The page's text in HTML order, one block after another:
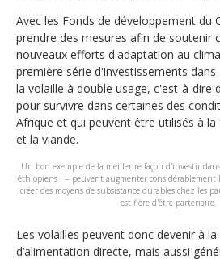
Avec les Fonds de développement du
prendre des mesures afin de soutenir
nouveaux efforts d'adaptation au
première série d'investissements dans
la volaille à double usage, c'est-à-dire
pour survivre dans certaines des
Afrique et qui peuvent être utilisés à
et la viande.
Un bon exemple de la meilleure façon d'investir
éthiopiens ! -- peuvent augmenter
créer des moyens de subsistance durables chez les
est fière d'être partenaire.
Les volailles peuvent donc devenir à
d’alimentation directe, mais aussi